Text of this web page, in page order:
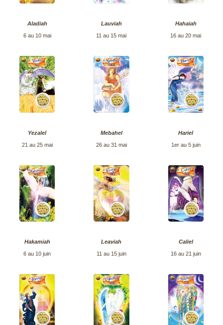
Aladiah
6 au 10 mai
Lauviah
11 au 15 mai
Hahaiah
16 au 20 mai
Yezalel
21 au 25 mai
Mebahel
26 au 31 mai
Hariel
1er au 5 juin
Hakamiah
6 au 10 juin
Leaviah
11 au 15 juin
Caliel
16 au 21 juin